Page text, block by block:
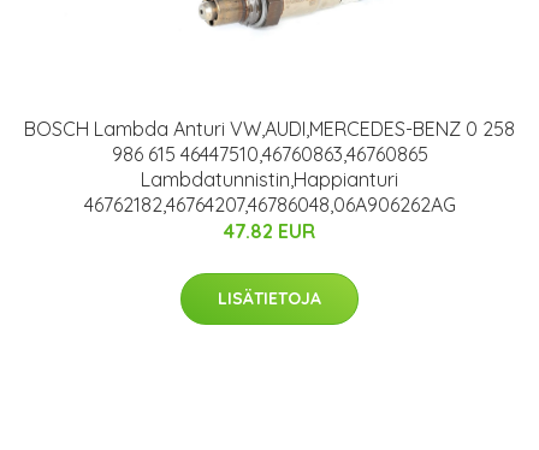
BOSCH Lambda Anturi VW,AUDI,MERCEDES-BENZ 0 258
986 615 46447510,46760863,46760865
Lambdatunnistin,Happianturi
46762182,46764207,46786048,06A906262AG
47.82 EUR
LISÄTIETOJA